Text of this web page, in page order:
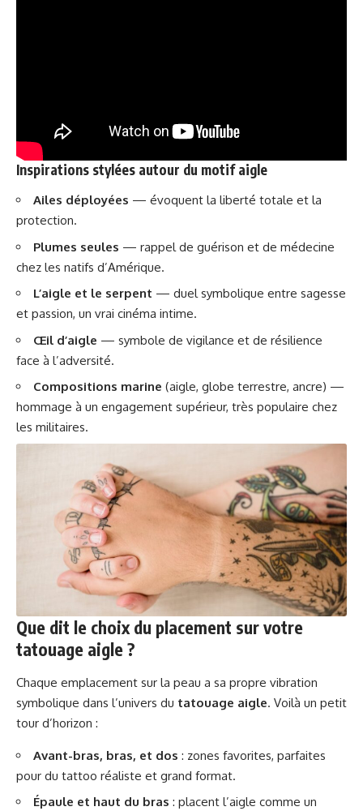
Inspirations stylées autour du motif aigle
Ailes déployées — évoquent la liberté totale et la
protection.
Plumes seules — rappel de guérison et de médecine
chez les natifs d’Amérique.
L’aigle et le serpent — duel symbolique entre sagesse
et passion, un vrai cinéma intime.
Œil d’aigle — symbole de vigilance et de résilience
face à l’adversité.
Compositions marine (aigle, globe terrestre, ancre) —
hommage à un engagement supérieur, très populaire chez
les militaires.
Que dit le choix du placement sur votre
tatouage aigle ?
Chaque emplacement sur la peau a sa propre vibration
symbolique dans l’univers du tatouage aigle. Voilà un petit
tour d’horizon :
Avant-bras, bras, et dos : zones favorites, parfaites
pour du tattoo réaliste et grand format.
Épaule et haut du bras : placent l’aigle comme un